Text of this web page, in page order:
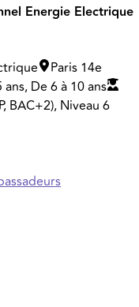
Energie Electrique
Paris 14e
ans, De 6 à 10 ans
BAC+2), Niveau 6